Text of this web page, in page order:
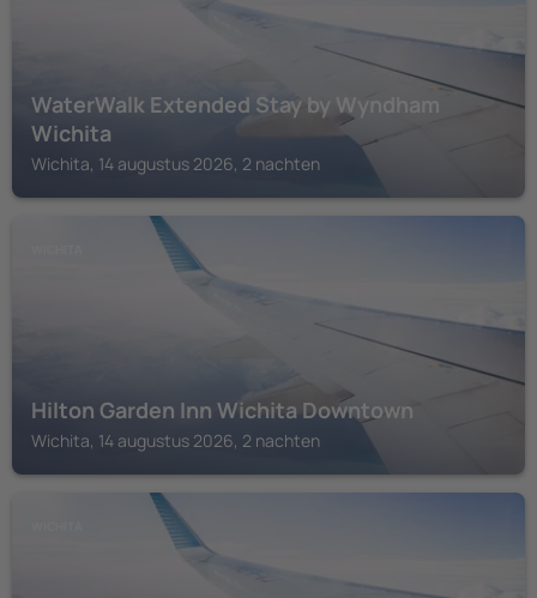
WaterWalk Extended Stay by Wyndham
Wichita
Wichita, 14 augustus 2026, 2 nachten
Hilton Garden Inn Wichita Downtown
Wichita, 14 augustus 2026, 2 nachten